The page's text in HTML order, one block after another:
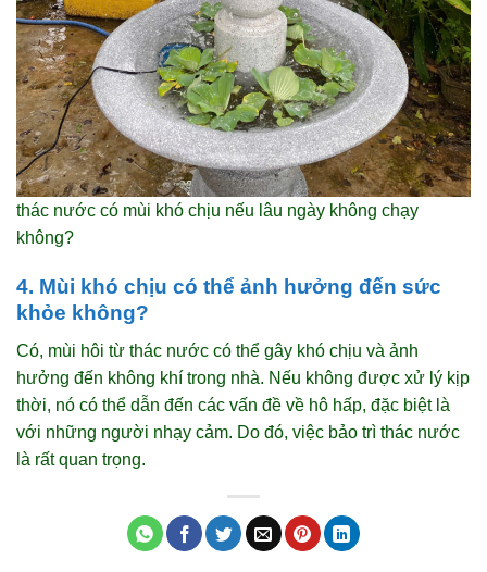
thác nước có mùi khó chịu nếu lâu ngày không chạy
không?
4. Mùi khó chịu có thể ảnh hưởng đến sức
khỏe không?
Có, mùi hôi từ thác nước có thể gây khó chịu và ảnh
hưởng đến không khí trong nhà. Nếu không được xử lý kịp
thời, nó có thể dẫn đến các vấn đề về hô hấp, đặc biệt là
với những người nhạy cảm. Do đó, việc bảo trì thác nước
là rất quan trọng.